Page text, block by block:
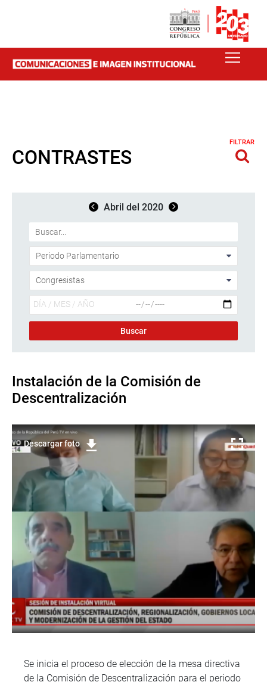
CONTRASTES
FILTRAR
Abril del 2020
Instalación de la Comisión de
Descentralización
Descargar foto
Se inicia el proceso de elección de la mesa directiva
de la Comisión de Descentralización para el periodo